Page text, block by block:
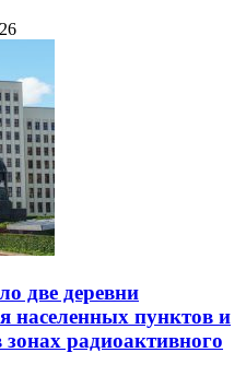
две деревни
населенных пунктов и
радиоактивного